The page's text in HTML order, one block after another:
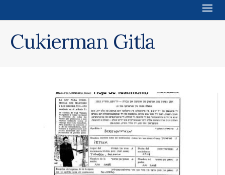
Cukierman Gitla